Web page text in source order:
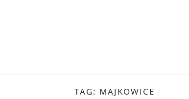
TAG: MAJKOWICE